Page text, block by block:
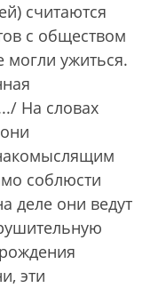
считаются
с обществом
могли ужиться.
На словах
соблюсти
деле они ведут
эти